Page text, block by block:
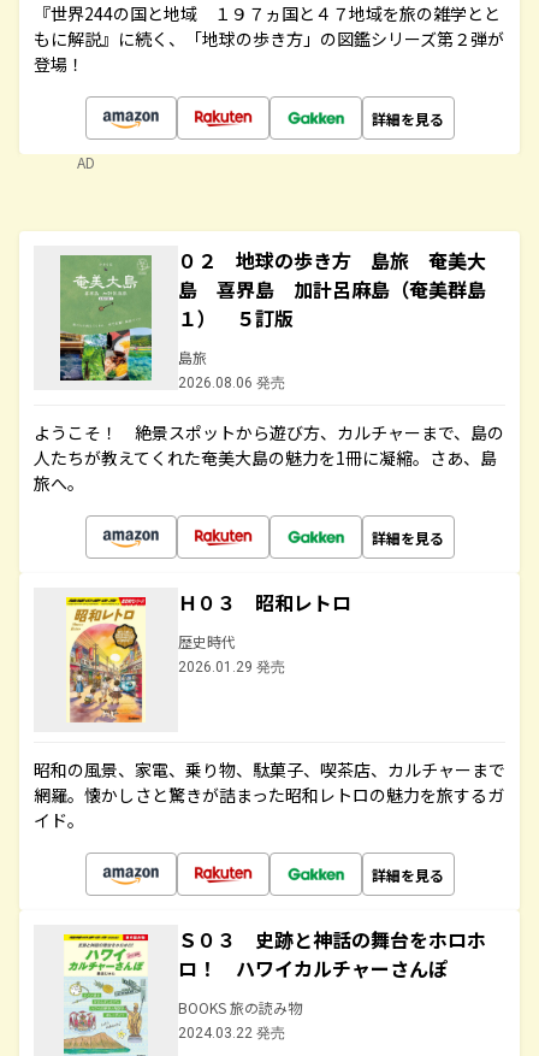
『世界244の国と地域 １９７ヵ国と４７地域を旅の雑学とと
もに解説』に続く、「地球の歩き方」の図鑑シリーズ第２弾が
登場！
詳細を見る
AD
０２ 地球の歩き方 島旅 奄美大
島 喜界島 加計呂麻島（奄美群島
１） ５訂版
島旅
2026.08.06 発売
ようこそ！ 絶景スポットから遊び方、カルチャーまで、島の
人たちが教えてくれた奄美大島の魅力を1冊に凝縮。さあ、島
旅へ。
詳細を見る
Ｈ０３ 昭和レトロ
歴史時代
2026.01.29 発売
昭和の風景、家電、乗り物、駄菓子、喫茶店、カルチャーまで
網羅。懐かしさと驚きが詰まった昭和レトロの魅力を旅するガ
イド。
詳細を見る
Ｓ０３ 史跡と神話の舞台をホロホ
ロ！ ハワイカルチャーさんぽ
BOOKS 旅の読み物
2024.03.22 発売